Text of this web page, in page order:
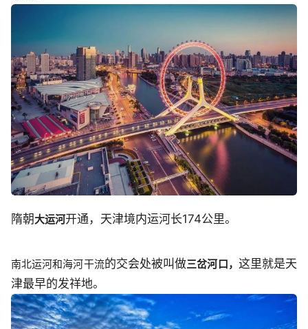
隋朝大运河开通，天津境内运河长174公里。
南北运河和海河干流的交会处被叫做三岔河口， 这里就是天
津最早的发祥地。